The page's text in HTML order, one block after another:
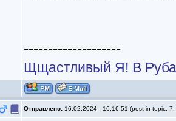
--------------------
Щщастливый Я! В
Отправлено: 16.02.2024 - 16:16:51 (post in topic: 7,